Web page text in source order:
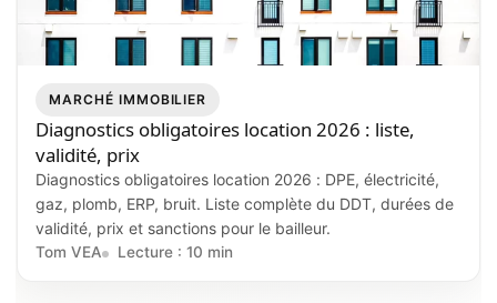
MARCHÉ IMMOBILIER
Diagnostics obligatoires location 2026 : liste,
validité, prix
Diagnostics obligatoires location 2026 : DPE, électricité,
gaz, plomb, ERP, bruit. Liste complète du DDT, durées de
validité, prix et sanctions pour le bailleur.
Tom VEA Lecture : 10 min